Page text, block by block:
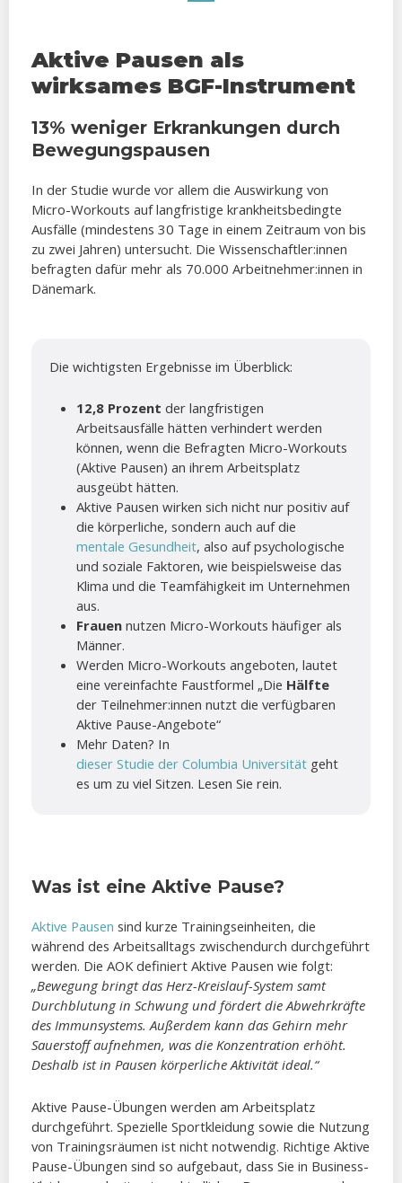
Aktive Pausen als
wirksames BGF-Instrument
13% weniger Erkrankungen durch
Bewegungspausen
In der Studie wurde vor allem die Auswirkung von
Micro-Workouts auf langfristige krankheitsbedingte
Ausfälle (mindestens 30 Tage in einem Zeitraum von bis
zu zwei Jahren) untersucht. Die Wissenschaftler:innen
befragten dafür mehr als 70.000 Arbeitnehmer:innen in
Dänemark.
Die wichtigsten Ergebnisse im Überblick:
12,8 Prozent der langfristigen
Arbeitsausfälle hätten verhindert werden
können, wenn die Befragten Micro-Workouts
(Aktive Pausen) an ihrem Arbeitsplatz
ausgeübt hätten.
Aktive Pausen wirken sich nicht nur positiv auf
die körperliche, sondern auch auf die
mentale Gesundheit, also auf psychologische
und soziale Faktoren, wie beispielsweise das
Klima und die Teamfähigkeit im Unternehmen
aus.
Frauennutzen Micro-Workouts häufiger als
Männer.
Werden Micro-Workouts angeboten, lautet
eine vereinfachte Faustformel „Die Hälfte
der Teilnehmer:innen nutzt die verfügbaren
Aktive Pause-Angebote“
Mehr Daten? In
dieser Studie der Columbia Universitätgeht
es um zu viel Sitzen. Lesen Sie rein.
Was ist eine Aktive Pause?
Aktive Pausen sind kurze Trainingseinheiten, die
während des Arbeitsalltags zwischendurch durchgeführt
werden. Die AOK definiert Aktive Pausen wie folgt:
„Bewegung bringt das Herz-Kreislauf-System samt
Durchblutung in Schwung und fördert die Abwehrkräfte
des Immunsystems. Außerdem kann das Gehirn mehr
Sauerstoff aufnehmen, was die Konzentration erhöht.
Deshalb ist in Pausen körperliche Aktivität ideal.“
Aktive Pause-Übungen werden am Arbeitsplatz
durchgeführt. Spezielle Sportkleidung sowie die Nutzung
von Trainingsräumen ist nicht notwendig. Richtige Aktive
Pause-Übungen sind so aufgebaut, dass Sie in Business-